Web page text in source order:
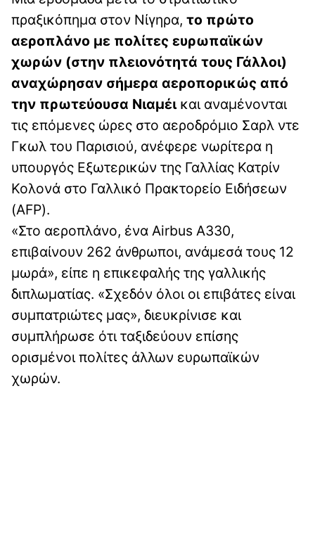
πραξικόπημα στον Νίγηρα, το πρώτο
αεροπλάνο με πολίτες ευρωπαϊκών
χωρών (στην πλειονότητά τους Γάλλοι)
αναχώρησαν σήμερα αεροπορικώς από
την πρωτεύουσα Νιαμέικαι αναμένονται
τις επόμενες ώρες στο αεροδρόμιο Σαρλ ντε
Γκωλ του Παρισιού, ανέφερε νωρίτερα η
υπουργός Εξωτερικών της Γαλλίας Κατρίν
Κολονά στο Γαλλικό Πρακτορείο Ειδήσεων
(AFP).
«Στο αεροπλάνο, ένα Airbus A330,
επιβαίνουν 262 άνθρωποι, ανάμεσά τους 12
μωρά», είπε η επικεφαλής της γαλλικής
διπλωματίας. «Σχεδόν όλοι οι επιβάτες είναι
συμπατριώτες μας», διευκρίνισε και
συμπλήρωσε ότι ταξιδεύουν επίσης
ορισμένοι πολίτες άλλων ευρωπαϊκών
χωρών.